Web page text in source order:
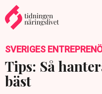
SVERIGES
Tips: Så
bäst